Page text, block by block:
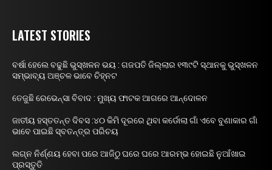
LATEST STORIES
ବର୍ଷା ହେଲେ ବଢୁଛି ଭୁସ୍ଖଳନ ଭୟ : ଗଜପତି ଜିଲ୍ଲାର ୧୩୯ଟି ସ୍ଥାନକୁ ଭୁସ୍ଖଳନ
ସମ୍ଭାବ୍ୟ ଅଞ୍ଚଳ ଭାବେ ଚିହ୍ନଟ
ତେଜୁଛି ରେଭେନ୍ସା ବିବାଦ : ମୁଖ୍ୟ ଫାଟକ ଆଗରେ ଆନ୍ଦୋଳନ
ଜାତୀୟ ହସ୍ତତନ୍ତ ଦିବସ :୪୦ କିମି ଦୂରରେ ଥିବା କର୍ଡୋଲା ଗାଁ ଏବେ ବୁଣାକାର ଗାଁ
ଭାବେ ପାଇଛି ସ୍ବତନ୍ତ୍ର ପରିଚୟ
ଲଗ୍ନ ନିର୍ଣ୍ଣୟ ହେବା ପରେ ଆଜିଠୁ ଘରେ ଘରେ ଆରମ୍ଭ ହୋଇଛି ନୁଆଁଖାଇ
ପ୍ରସ୍ତୁତି